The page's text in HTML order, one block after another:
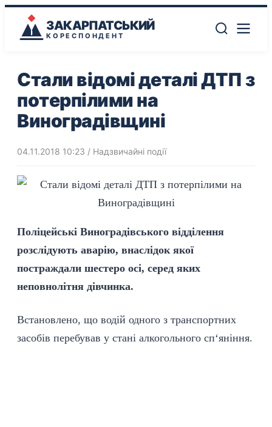
ЗАКАРПАТСЬКИЙ
КОРЕСПОНДЕНТ
Стали відомі деталі ДТП з
потерпілими на
Виноградівщині
04.11.2018 10:23 / Надзвичайні події
Поліцейські Виноградівського відділення
розслідують аварію, внаслідок якої
постраждали шестеро осі, серед яких
неповнолітня дівчинка.
Встановлено, що водій одного з транспортних
засобів перебував у стані алкогольного сп‘яніння.